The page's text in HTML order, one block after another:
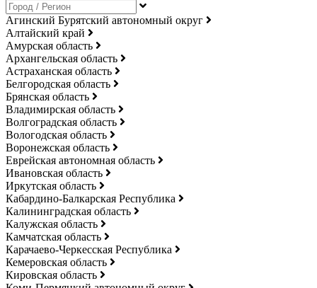
Агинский Бурятский автономный округ
Алтайский край
Амурская область
Архангельская область
Астраханская область
Белгородская область
Брянская область
Владимирская область
Волгоградская область
Вологодская область
Воронежская область
Еврейская автономная область
Ивановская область
Иркутская область
Кабардино-Балкарская Республика
Калининградская область
Калужская область
Камчатская область
Карачаево-Черкесская Республика
Кемеровская область
Кировская область